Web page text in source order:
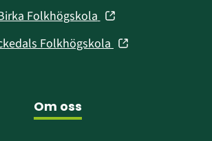
nytt
fönster)
Folkhögskola (öppnas
nytt
Folkhögskola (öppnas
Om oss